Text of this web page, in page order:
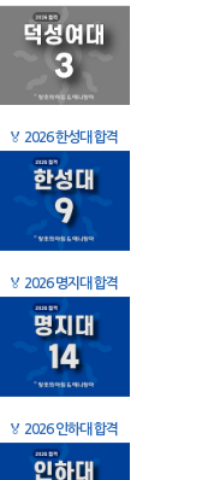
🏅 2026 한성대 합격
🏅 2026 명지대 합격
🏅 2026 인하대 합격